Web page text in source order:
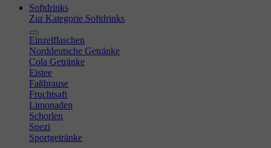
Softdrinks
Zur Kategorie Softdrinks
Einzelflaschen
Norddeutsche Getränke
Cola Getränke
Eistee
Faßbrause
Fruchtsaft
Limonaden
Schorlen
Spezi
Sportgetränke